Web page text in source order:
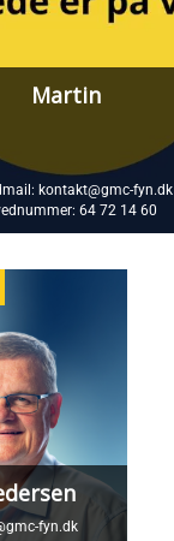
kontakt@gmc-fyn.dk
64 72 14 60
Martin
fyn.dk